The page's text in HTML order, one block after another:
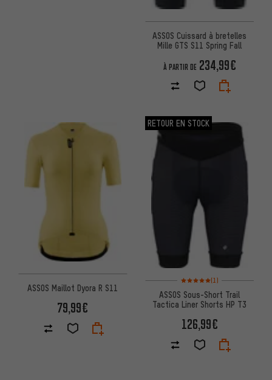
ASSOS Cuissard à bretelles
Mille GTS S11 Spring Fall
À PARTIR DE 234,99€
ASSOS Maillot Dyora R S11
79,99€
RETOUR EN STOCK
Note moyenne : 5 sur 5
(1)
ASSOS Sous-Short Trail
Tactica Liner Shorts HP T3
126,99€